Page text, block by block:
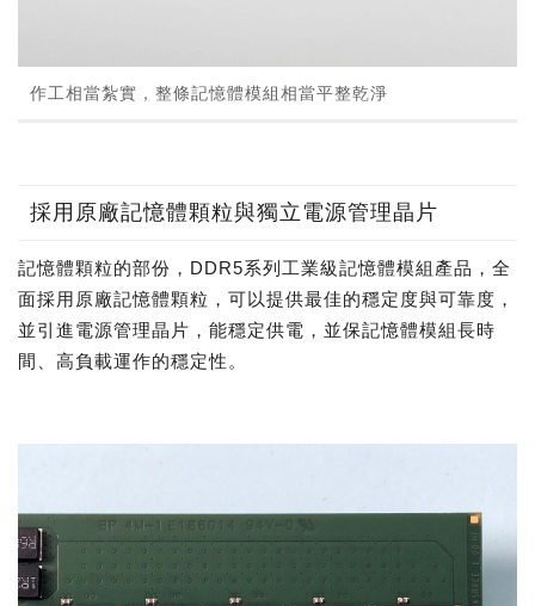
作工相當紮實，整條記憶體模組相當平整乾淨
採用原廠記憶體顆粒與獨立電源管理晶片
記憶體顆粒的部份，DDR5系列工業級記憶體模組產品，全
面採用原廠記憶體顆粒，可以提供最佳的穩定度與可靠度，
並引進電源管理晶片，能穩定供電，並保記憶體模組長時
間、高負載運作的穩定性。